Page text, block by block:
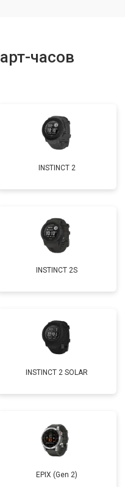
часов
INSTINCT 2
INSTINCT 2S
INSTINCT 2 SOLAR
EPIX (Gen 2)